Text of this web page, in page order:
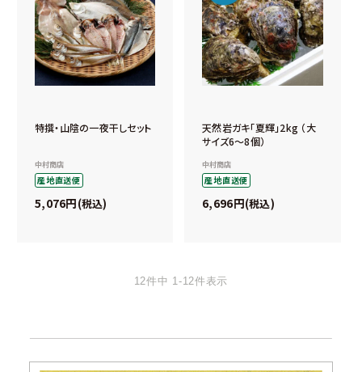
特撰・山陰の一夜干しセット
中村商店
産地直送便
5,076 税込
天然岩ガキ「夏輝」2kg （大
サイズ6～8個）
中村商店
産地直送便
6,696 税込
12件中 1 -12件表示